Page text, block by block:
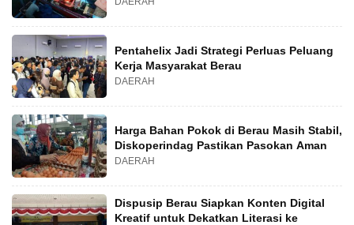
Pentahelix Jadi Strategi Perluas Peluang
Kerja Masyarakat Berau
DAERAH
Harga Bahan Pokok di Berau Masih Stabil,
Diskoperindag Pastikan Pasokan Aman
DAERAH
Dispusip Berau Siapkan Konten Digital
Kreatif untuk Dekatkan Literasi ke